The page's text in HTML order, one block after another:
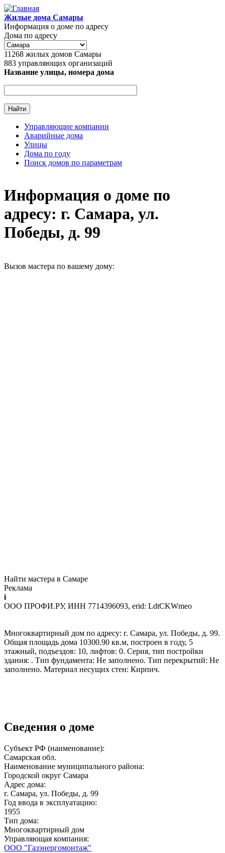
Перейти к основному содержанию
Жилые дома Самары
Информация о доме по адресу
Дома по адресу
11268 жилых домов Самары
883 управляющих организаций
Название улицы, номера дома
Главное меню
Управляющие компании
Аварийные дома
Улицы
Дома по году
Поиск домов по параметрам
Информация о доме по
адресу: г. Самара, ул.
Победы, д. 99
Вызов мастера по вашему дому:
Найти мастера в Самаре
Реклама
i
ООО ПРОФИ.РУ, ИНН 7714396093, erid: LdtCKWmeo
Многоквартирный дом по адресу: г. Самара, ул. Победы, д. 99.
Общая площадь дома 10300.90 кв.м, построен в году, 5
этажный, подъездов: 10, лифтов: 0. Серия, тип постройки
здания: . Тип фундамента: Не заполнено. Тип перекрытий: Не
заполнено. Материал несущих стен: Кирпич.
Сведения о доме
Субъект РФ (наименование):
Самарская обл.
Наименование муниципального района:
Городской округ Самара
Адрес дома:
г. Самара, ул. Победы, д. 99
Год ввода в эксплуатацию:
1955
Тип дома:
Многоквартирный дом
Управляющая компания:
ООО "Газэнергомонтаж"